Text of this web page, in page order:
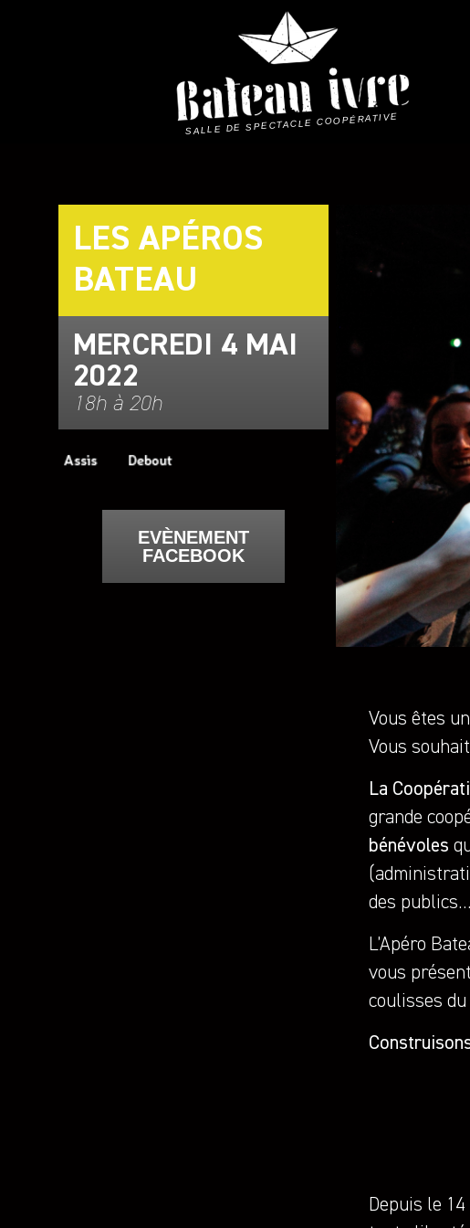
SALLE DE SPECTACLE COOPÉRATIVE
LES APÉROS
BATEAU
MERCREDI 4 MAI
2022
18h à 20h
EVÈNEMENT
FACEBOOK
Vous êtes
Vous
La
grande
bénévoles
des
L’Apéro
vous
coulisses
Depuis le